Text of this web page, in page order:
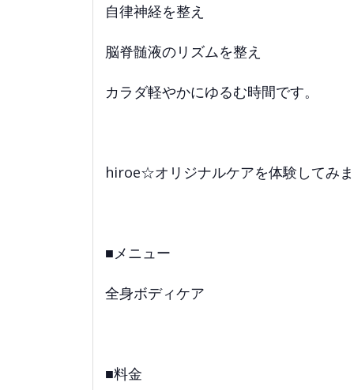
自律神経を整え
脳脊髄液のリズムを整え
カラダ軽やかにゆるむ時間です。
hiroe☆オリジナルケアを体験してみま
■メニュー
全身ボディケア
■料金